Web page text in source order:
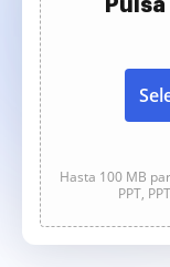
Hasta 100 MB
PPT,